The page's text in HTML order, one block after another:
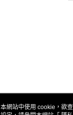
本網站中使用 cookie，欲